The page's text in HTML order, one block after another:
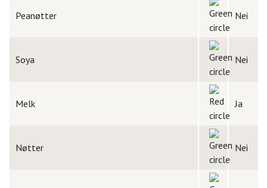
Peanøtter Nei
Soya Nei
Melk Ja
Nøtter Nei